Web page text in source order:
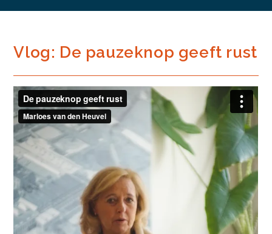
Vlog: De pauzeknop geeft rust